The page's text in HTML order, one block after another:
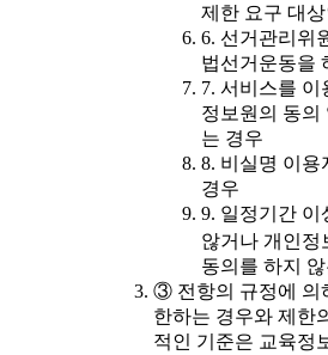
제한 요구 대
6. 선거관리위
법선거운동을
7. 서비스를
정보원의 동의
는 경우
8. 비실명 이용
경우
9. 일정기간 이
않거나 개인정
동의를 하지
③ 전항의 규정에 의
한하는 경우와 제한
적인 기준은 교육정